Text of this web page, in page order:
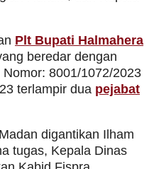
Plt Bupati Halmahera
beredar dengan
8001/1072/2023
terlampir dua pejabat
digantikan Ilham
tugas, Kepala Dinas